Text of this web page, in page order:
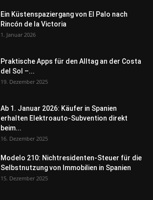
Ein Küstenspaziergang von El Palo nach
Rincón de la Victoria
1. Januar 2026
Praktische Apps für den Alltag an der Costa
del Sol –...
19. Dezember 2025
Ab 1. Januar 2026: Käufer in Spanien
erhalten Elektroauto-Subvention direkt
beim...
16. Dezember 2025
Modelo 210: Nichtresidenten-Steuer für die
Selbstnutzung von Immobilien in Spanien
15. Dezember 2025